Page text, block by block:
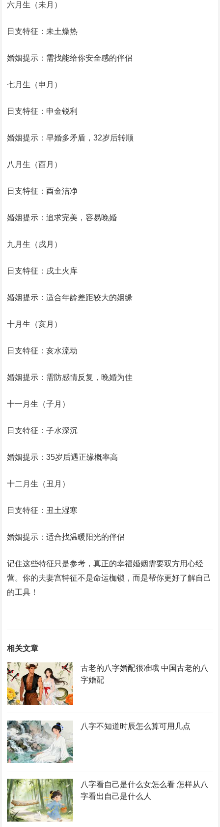
六月生（未月）
日支特征：未土燥热
婚姻提示：需找能给你安全感的伴侣
七月生（申月）
日支特征：申金锐利
婚姻提示：早婚多矛盾，32岁后转顺
八月生（酉月）
日支特征：酉金洁净
婚姻提示：追求完美，容易晚婚
九月生（戌月）
日支特征：戌土火库
婚姻提示：适合年龄差距较大的姻缘
十月生（亥月）
日支特征：亥水流动
婚姻提示：需防感情反复，晚婚为佳
十一月生（子月）
日支特征：子水深沉
婚姻提示：35岁后遇正缘概率高
十二月生（丑月）
日支特征：丑土湿寒
婚姻提示：适合找温暖阳光的伴侣
记住这些特征只是参考，真正的幸福婚姻需要双方用心经
营。你的夫妻宫特征不是命运枷锁，而是帮你更好了解自己
的工具！
相关文章
古老的八字婚配很准哦 中国古老的八
字婚配
八字不知道时辰怎么算可用几点
八字看自己是什么女怎么看 怎样从八
字看出自己是什么人